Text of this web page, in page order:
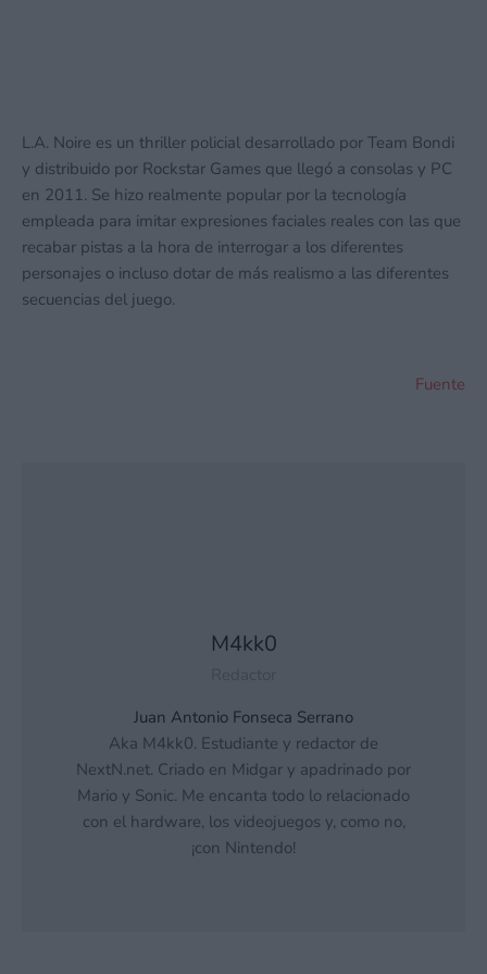
L.A. Noire es un thriller policial desarrollado por Team Bondi
y distribuido por Rockstar Games que llegó a consolas y PC
en 2011. Se hizo realmente popular por la tecnología
empleada para imitar expresiones faciales reales con las que
recabar pistas a la hora de interrogar a los diferentes
personajes o incluso dotar de más realismo a las diferentes
secuencias del juego.
Fuente
M4kk0
Juan Antonio Fonseca Serrano
Aka M4kk0. Estudiante y redactor de
NextN.net. Criado en Midgar y apadrinado por
Mario y Sonic. Me encanta todo lo relacionado
con el hardware, los videojuegos y, como no,
¡con Nintendo!